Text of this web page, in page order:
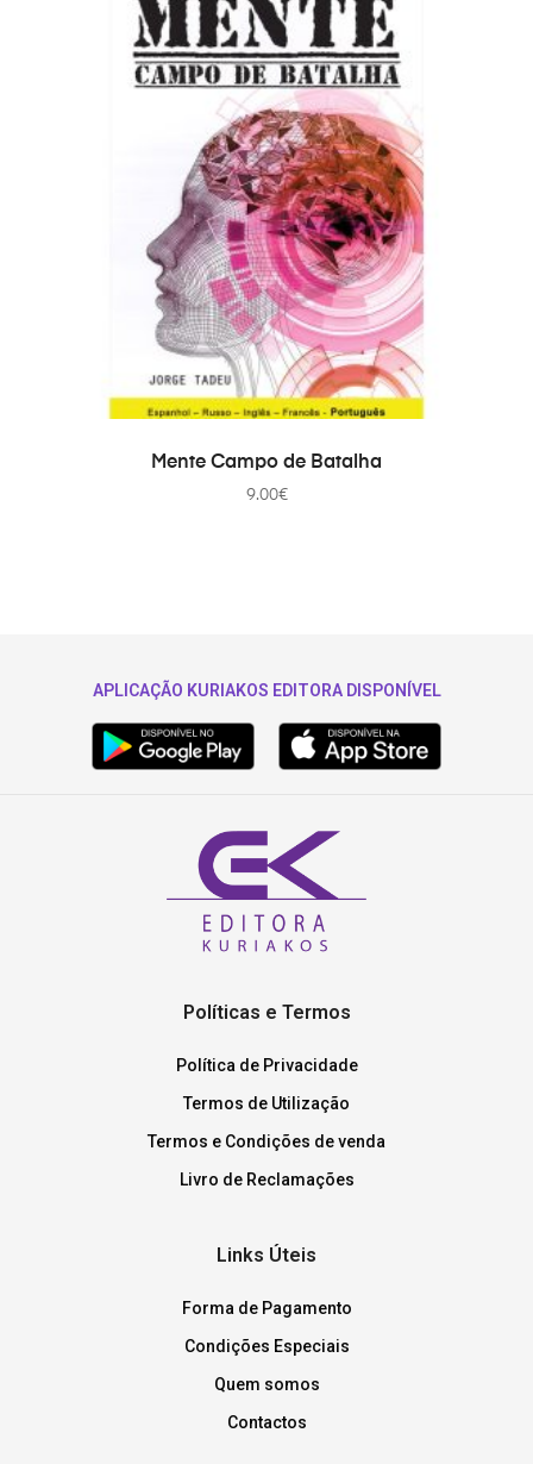
ДОДАТИ В КОШИК
Mente Campo de Batalha
9.00€
APLICAÇÃO KURIAKOS EDITORA DISPONÍVEL
Políticas e Termos
Política de Privacidade
Termos de Utilização
Termos e Condições de venda
Livro de Reclamações
Links Úteis
Forma de Pagamento
Condições Especiais
Quem somos
Contactos